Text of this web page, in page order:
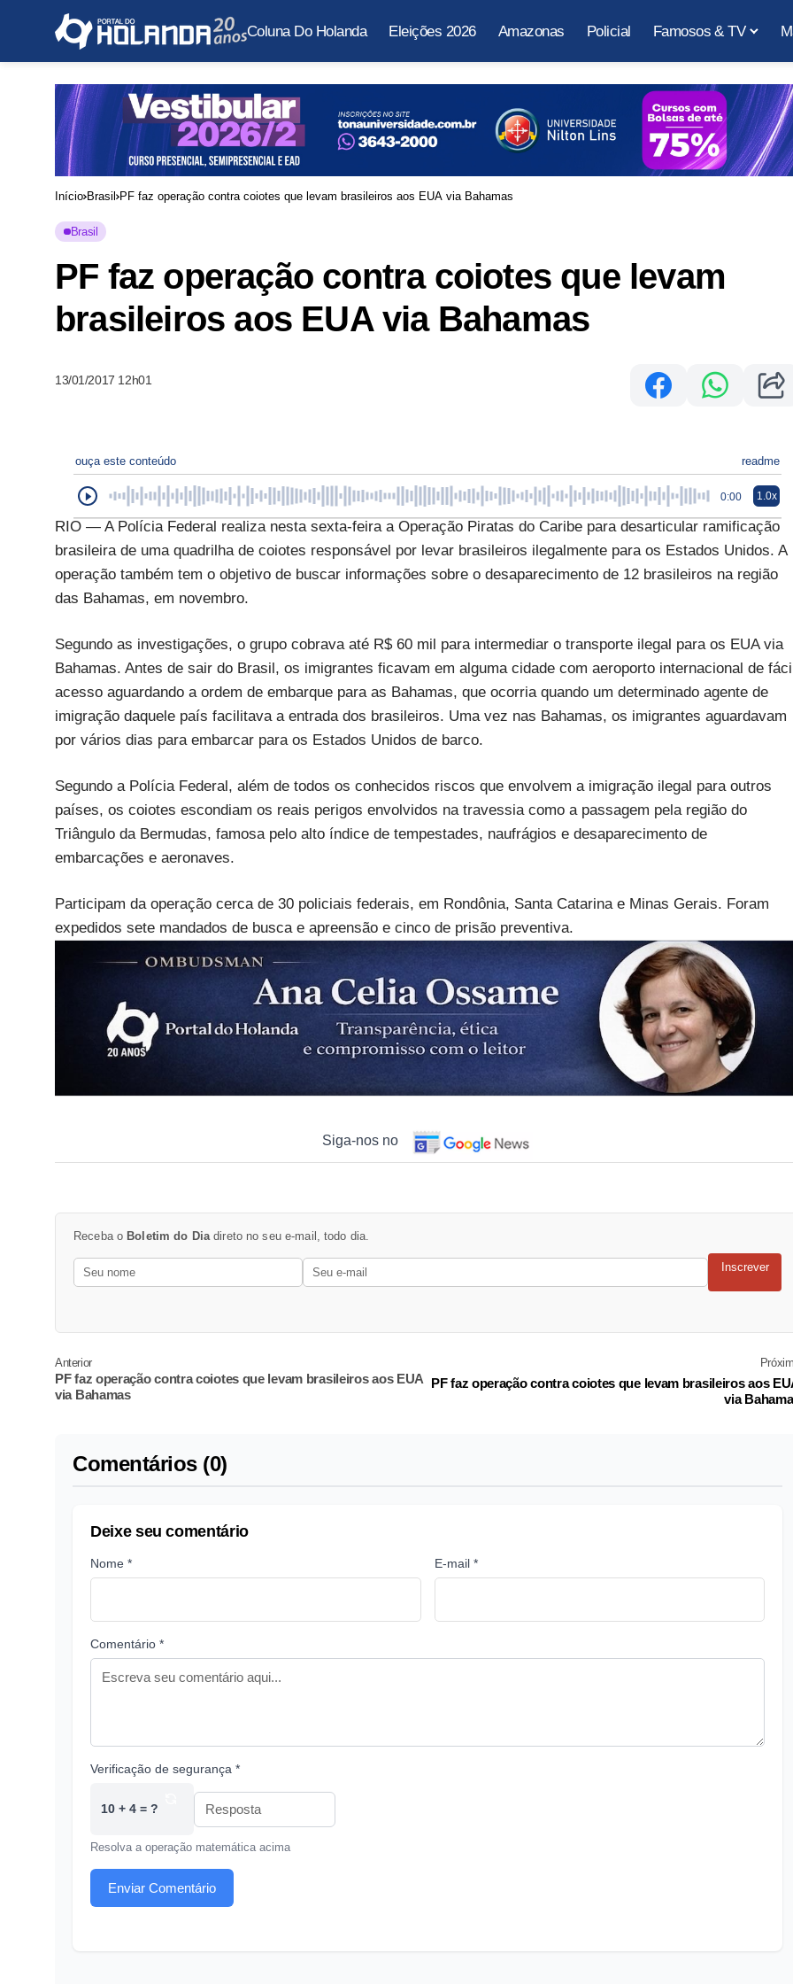
Coluna Do Holanda Eleições 2026 Amazonas Policial Famosos & TV
Início Brasil PF faz operação contra coiotes que levam brasileiros aos EUA via Bahamas
Brasil
PF faz operação contra coiotes que levam
brasileiros aos EUA via Bahamas
13/01/2017 12h01
ouça este conteúdo readme
0:00 1.0x
RIO — A Polícia Federal realiza nesta sexta-feira a Operação Piratas do Caribe para desarticular ramificação
brasileira de uma quadrilha de coiotes responsável por levar brasileiros ilegalmente para os Estados Unidos. A
operação também tem o objetivo de buscar informações sobre o desaparecimento de 12 brasileiros na região
das Bahamas, em novembro.
Segundo as investigações, o grupo cobrava até R$ 60 mil para intermediar o transporte ilegal para os EUA via
Bahamas. Antes de sair do Brasil, os imigrantes ficavam em alguma cidade com aeroporto internacional de
acesso aguardando a ordem de embarque para as Bahamas, que ocorria quando um determinado agente de
imigração daquele país facilitava a entrada dos brasileiros. Uma vez nas Bahamas, os imigrantes aguardavam
por vários dias para embarcar para os Estados Unidos de barco.
Segundo a Polícia Federal, além de todos os conhecidos riscos que envolvem a imigração ilegal para outros
países, os coiotes escondiam os reais perigos envolvidos na travessia como a passagem pela região do
Triângulo da Bermudas, famosa pelo alto índice de tempestades, naufrágios e desaparecimento de
embarcações e aeronaves.
Participam da operação cerca de 30 policiais federais, em Rondônia, Santa Catarina e Minas Gerais. Foram
expedidos sete mandados de busca e apreensão e cinco de prisão preventiva.
Siga-nos no
Receba o Boletim do Diadireto no seu e-mail, todo dia.
Inscrever
Anterior
PF faz operação contra coiotes que levam brasileiros aos EUA
via Bahamas
PF faz operação contra coiotes que levam brasileiros aos
via
Comentários (0)
Deixe seu comentário
Nome * E-mail *
Comentário *
Verificação de segurança *
10 + 4 = ?
Resolva a operação matemática acima
Enviar Comentário